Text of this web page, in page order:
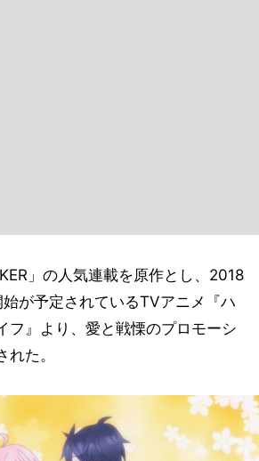
」の人気連載を原作とし、2018
が予定されているTVアニメ『ハ
フ』より、愛と戦慄のプロモーシ
れた。